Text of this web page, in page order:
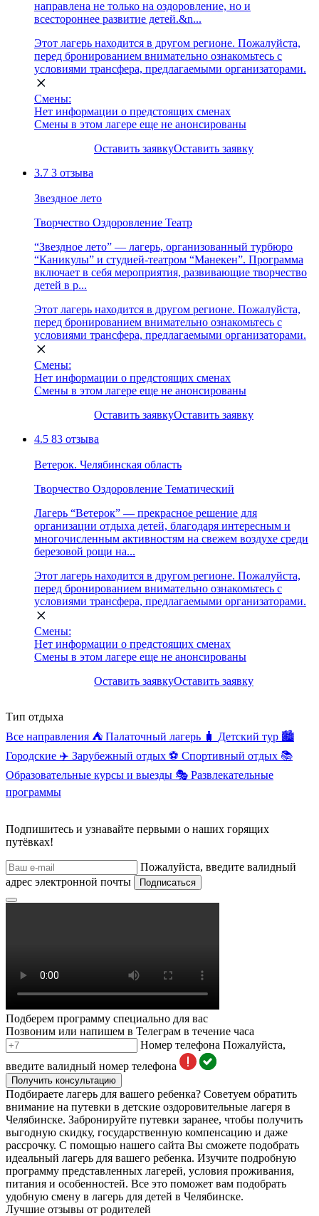
направлена не только на оздоровление, но и
всестороннее развитие детей.&n...
Этот лагерь находится в другом регионе. Пожалуйста,
перед бронированием внимательно ознакомьтесь с
условиями трансфера, предлагаемыми организаторами.
Смены:
Нет информации о предстоящих сменах
Смены в этом лагере еще не анонсированы
Оставить заявкуОставить заявку
3.7 3 отзыва
Звездное лето
Творчество Оздоровление Театр
“Звездное лето” — лагерь, организованный турбюро
“Каникулы” и студией-театром “Манекен”. Программа
включает в себя мероприятия, развивающие творчество
детей в р...
Этот лагерь находится в другом регионе. Пожалуйста,
перед бронированием внимательно ознакомьтесь с
условиями трансфера, предлагаемыми организаторами.
Смены:
Нет информации о предстоящих сменах
Смены в этом лагере еще не анонсированы
Оставить заявкуОставить заявку
4.5 83 отзыва
Ветерок. Челябинская область
Творчество Оздоровление Тематический
Лагерь “Ветерок” — прекрасное решение для
организации отдыха детей, благодаря интересным и
многочисленным активностям на свежем воздухе среди
березовой рощи на...
Этот лагерь находится в другом регионе. Пожалуйста,
перед бронированием внимательно ознакомьтесь с
условиями трансфера, предлагаемыми организаторами.
Смены:
Нет информации о предстоящих сменах
Смены в этом лагере еще не анонсированы
Оставить заявкуОставить заявку
Тип отдыха
Все направления ⛺ Палаточный лагерь 🧳 Детский тур 🏙️
Городские ✈️ Зарубежный отдых ⚽ Спортивный отдых 📚
Образовательные курсы и выезды 🎭 Развлекательные
программы
Подпишитесь и узнавайте первыми о наших горящих
путёвках!
Пожалуйста, введите валидный
адрес электронной почты
Подписаться
Подберем программу специально для вас
Позвоним или напишем в Телеграм в течение часа
Номер телефона Пожалуйста,
введите валидный номер телефона
Получить консультацию
Подбираете лагерь для вашего ребенка? Советуем обратить
внимание на путевки в детские оздоровительные лагеря в
Челябинске. Забронируйте путевки заранее, чтобы получить
выгодную скидку, государственную компенсацию и даже
рассрочку. С помощью нашего сайта Вы сможете подобрать
идеальный лагерь для вашего ребенка. Изучите подробную
программу представленных лагерей, условия проживания,
питания и особенностей. Все это поможет вам подобрать
удобную смену в лагерь для детей в Челябинске.
Лучшие отзывы от родителей